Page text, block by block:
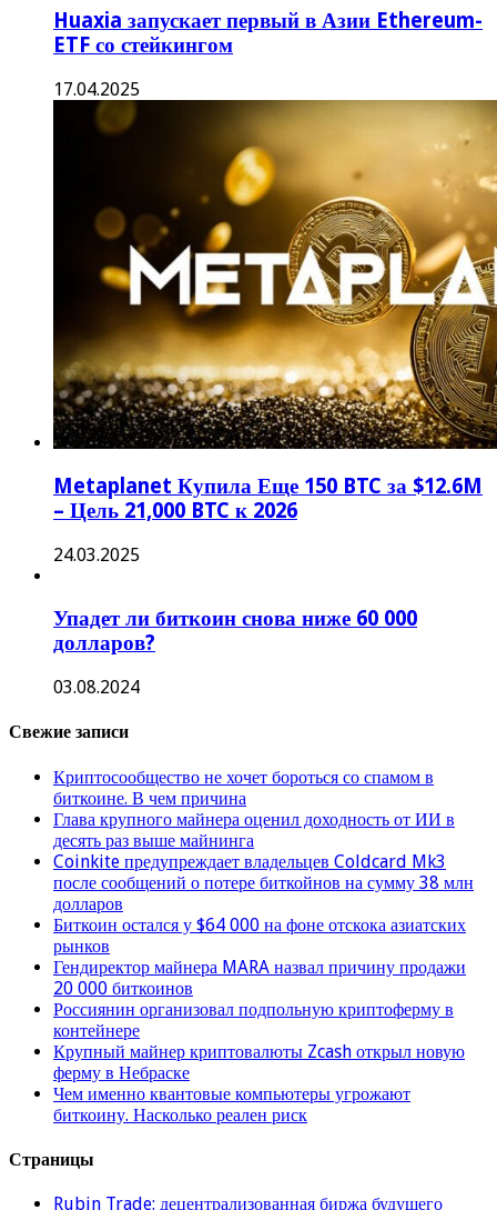
Huaxia запускает первый в Азии Ethereum-
ETF со стейкингом
17.04.2025
Metaplanet Купила Еще 150 BTC за $12.6M
– Цель 21,000 BTC к 2026
24.03.2025
Упадет ли биткоин снова ниже 60 000
долларов?
03.08.2024
Свежие записи
Криптосообщество не хочет бороться со спамом в
биткоине. В чем причина
Глава крупного майнера оценил доходность от ИИ в
десять раз выше майнинга
Coinkite предупреждает владельцев Coldcard Mk3
после сообщений о потере биткойнов на сумму 38 млн
долларов
Биткоин остался у $64 000 на фоне отскока азиатских
рынков
Гендиректор майнера MARA назвал причину продажи
20 000 биткоинов
Россиянин организовал подпольную криптоферму в
контейнере
Крупный майнер криптовалюты Zcash открыл новую
ферму в Небраске
Чем именно квантовые компьютеры угрожают
биткоину. Насколько реален риск
Страницы
Rubin Trade: децентрализованная биржа будущего